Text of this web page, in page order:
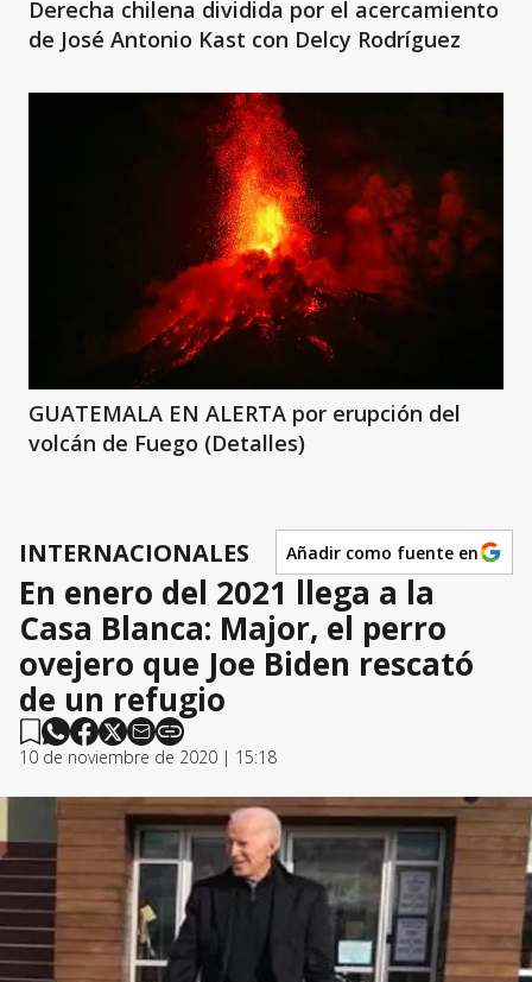
Derecha chilena dividida por el acercamiento
de José Antonio Kast con Delcy Rodríguez
GUATEMALA EN ALERTA por erupción del
volcán de Fuego (Detalles)
INTERNACIONALES Añadir como fuente en
En enero del 2021 llega a la
Casa Blanca: Major, el perro
ovejero que Joe Biden rescató
de un refugio
10 de noviembre de 2020 | 15:18